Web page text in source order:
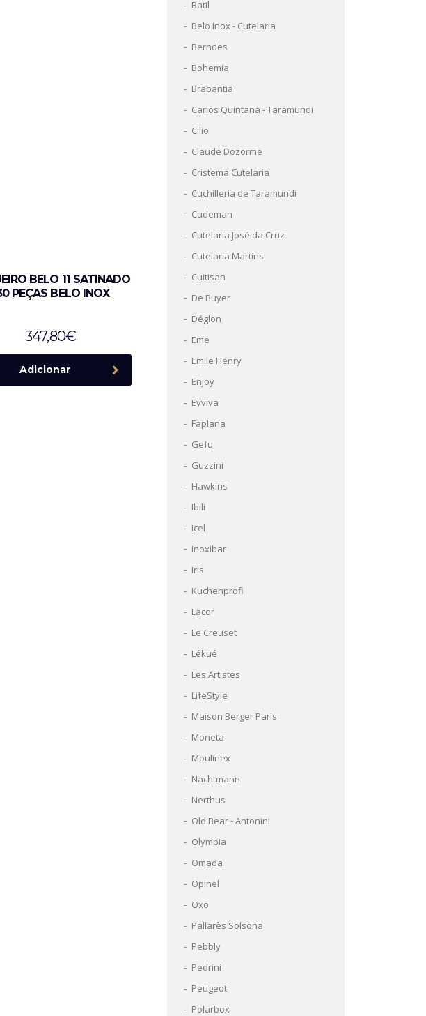
BELO 11 SATINADO
PEÇAS BELO INOX
347,80€
Adicionar
Batil
Belo Inox - Cutelaria
Berndes
Bohemia
Brabantia
Carlos Quintana - Taramundi
Cilio
Claude Dozorme
Cristema Cutelaria
Cuchilleria de Taramundi
Cudeman
Cutelaria José da Cruz
Cutelaria Martins
Cuitisan
De Buyer
Déglon
Eme
Emile Henry
Enjoy
Evviva
Faplana
Gefu
Guzzini
Hawkins
Ibili
Icel
Inoxibar
Iris
Kuchenprofi
Lacor
Le Creuset
Lékué
Les Artistes
LifeStyle
Maison Berger Paris
Moneta
Moulinex
Nachtmann
Nerthus
Old Bear - Antonini
Olympia
Omada
Opinel
Oxo
Pallarès Solsona
Pebbly
Pedrini
Peugeot
Polarbox